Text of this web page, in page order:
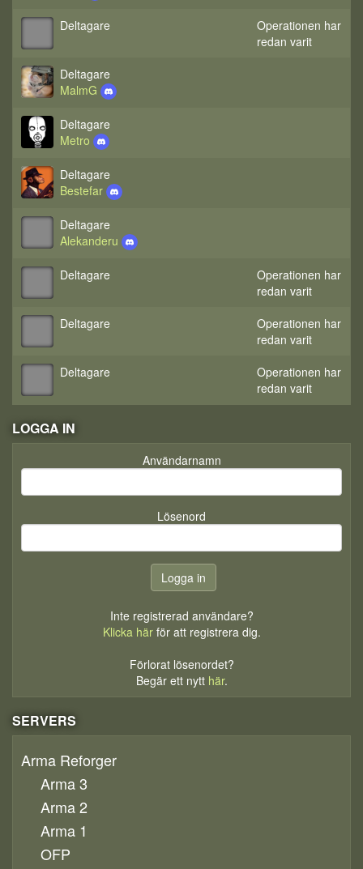
Deltagare
Operationen har
redan varit
Deltagare
MalmG
Deltagare
Metro
Deltagare
Bestefar
Deltagare
Alekanderu
Deltagare
Operationen har
redan varit
Deltagare
Operationen har
redan varit
Deltagare
Operationen har
redan varit
LOGGA IN
Användarnamn
Lösenord
Inte registrerad användare?
Klicka härför att registrera dig.
Förlorat lösenordet?
Begär ett nytt här.
SERVERS
Arma Reforger
Arma 3
Arma 2
Arma 1
OFP